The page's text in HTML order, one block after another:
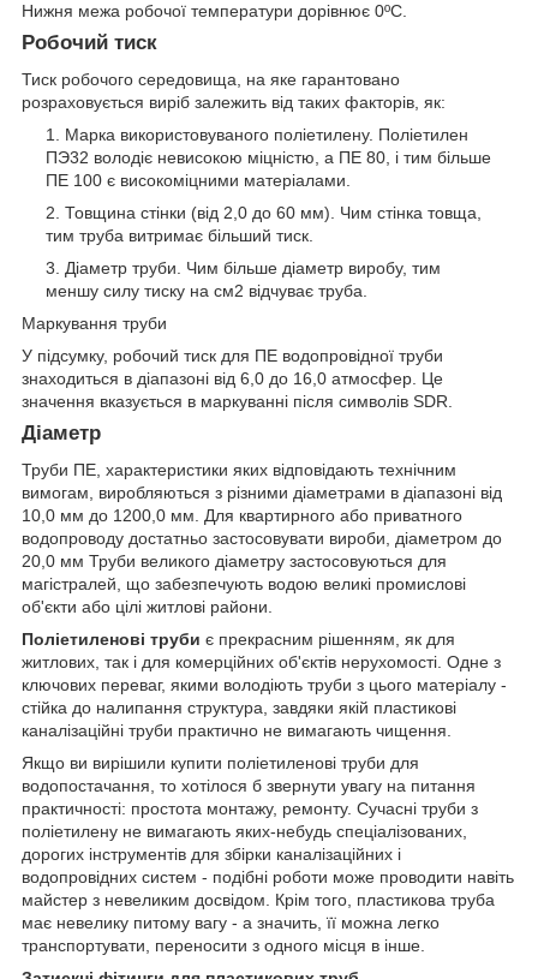
Нижня межа робочої температури дорівнює 0ºС.
Робочий тиск
Тиск робочого середовища, на яке гарантовано
розраховується виріб залежить від таких факторів, як:
Марка використовуваного поліетилену. Поліетилен
ПЭ32 володіє невисокою міцністю, а ПЕ 80, і тим більше
ПЕ 100 є високоміцними матеріалами.
Товщина стінки (від 2,0 до 60 мм). Чим стінка товща,
тим труба витримає більший тиск.
Діаметр труби. Чим більше діаметр виробу, тим
меншу силу тиску на см2 відчуває труба.
Маркування труби
У підсумку, робочий тиск для ПЕ водопровідної труби
знаходиться в діапазоні від 6,0 до 16,0 атмосфер. Це
значення вказується в маркуванні після символів SDR.
Діаметр
Труби ПЕ, характеристики яких відповідають технічним
вимогам, виробляються з різними діаметрами в діапазоні від
10,0 мм до 1200,0 мм. Для квартирного або приватного
водопроводу достатньо застосовувати вироби, діаметром до
20,0 мм Труби великого діаметру застосовуються для
магістралей, що забезпечують водою великі промислові
об'єкти або цілі житлові райони.
Поліетиленові труби є прекрасним рішенням, як для
житлових, так і для комерційних об'єктів нерухомості. Одне з
ключових переваг, якими володіють труби з цього матеріалу -
стійка до налипання структура, завдяки якій пластикові
каналізаційні труби практично не вимагають чищення.
Якщо ви вирішили купити поліетиленові труби для
водопостачання, то хотілося б звернути увагу на питання
практичності: простота монтажу, ремонту. Сучасні труби з
поліетилену не вимагають яких-небудь спеціалізованих,
дорогих інструментів для збірки каналізаційних і
водопровідних систем - подібні роботи може проводити навіть
майстер з невеликим досвідом. Крім того, пластикова труба
має невелику питому вагу - а значить, її можна легко
транспортувати, переносити з одного місця в інше.